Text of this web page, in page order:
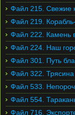
Файл 215. Свежие
Файл 219.
Файл 222. Камень
Файл 224. Наш
Файл 301. Путь
Файл 322. Трясина
Файл 533.
Файл 554.
Файл 716.